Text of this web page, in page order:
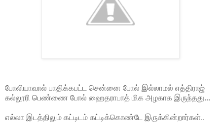
போலியாவால் பாதிக்கபட்ட சென்னை போல் இல்லாமல் எத்திராஜ்
கல்லூரி பெண்ணை போல் ஹைதராபாத் மிக அழகாக இருந்தது...
எல்லா இடத்திலும் கட்டிடம் கட்டிக்கொண்டே இருக்கின்றார்கள்..